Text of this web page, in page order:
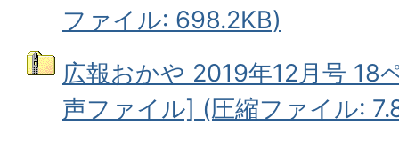
ファイル: 698.2KB)
広報おかや 2019年12月号 18
声ファイル] (圧縮ファイル: